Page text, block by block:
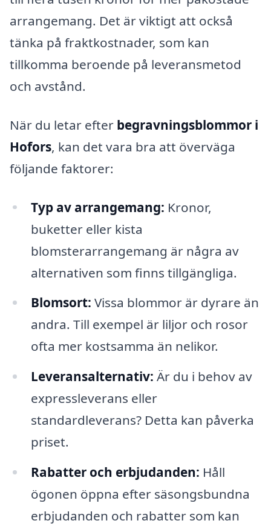
arrangemang. Det är viktigt att också
tänka på fraktkostnader, som kan
tillkomma beroende på leveransmetod
och avstånd.
När du letar efter begravningsblommor i
Hofors, kan det vara bra att överväga
följande faktorer:
Typ av arrangemang: Kronor,
buketter eller kista
blomsterarrangemang är några av
alternativen som finns tillgängliga.
Blomsort: Vissa blommor är dyrare än
andra. Till exempel är liljor och rosor
ofta mer kostsamma än nelikor.
Leveransalternativ: Är du i behov av
expressleverans eller
standardleverans? Detta kan påverka
priset.
Rabatter och erbjudanden: Håll
ögonen öppna efter säsongsbundna
erbjudanden och rabatter som kan